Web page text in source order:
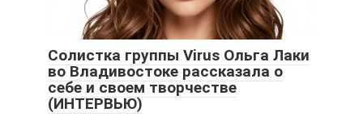
Солистка группы Virus Ольга Лаки
во Владивостоке рассказала о
себе и своем творчестве
(ИНТЕРВЬЮ)